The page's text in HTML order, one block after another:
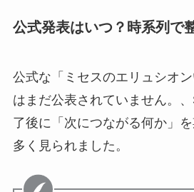
公式発表はいつ？時系列で
公式な「ミセスのエリュシオ
はまだ公表されていません。
了後に「次につながる何か」
多く見られました。